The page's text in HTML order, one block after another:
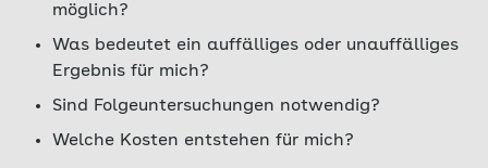
möglich?
Was bedeutet ein auffälliges oder unauffälliges
Ergebnis für mich?
Sind Folgeuntersuchungen notwendig?
Welche Kosten entstehen für mich?